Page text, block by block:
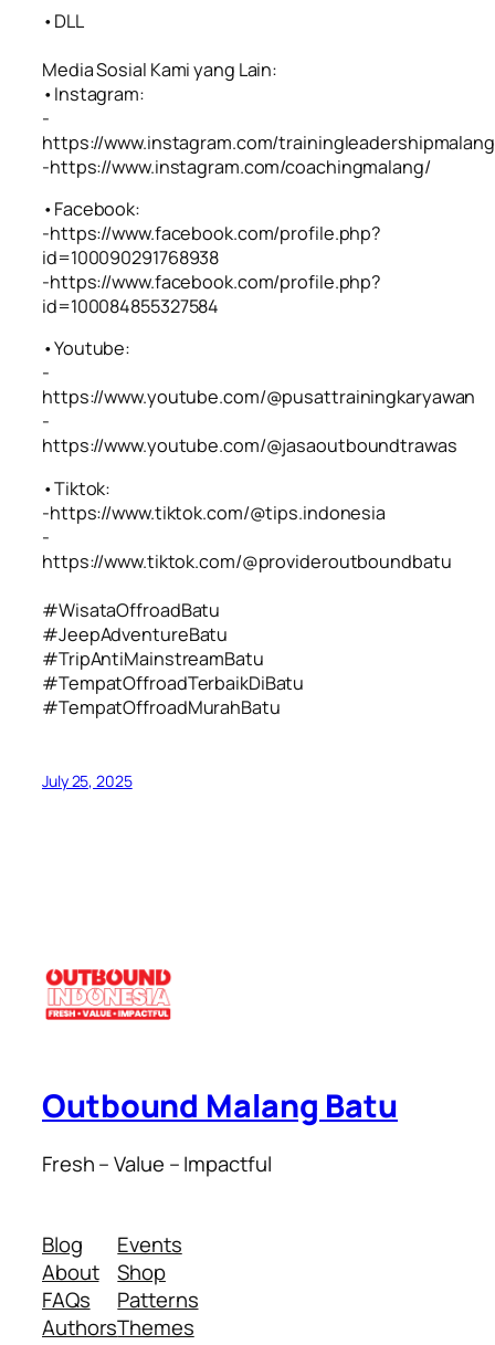
•DLL
Media Sosial Kami yang Lain:
•Instagram:
-
https://www.instagram.com/
-https://www.instagram.com/coachingmalang/
•Facebook:
-https://www.facebook.com/profile.php?
id=100090291768938
-https://www.facebook.com/profile.php?
id=100084855327584
•Youtube:
-
https://www.youtube.com/@pusattrainingkaryawan
-
https://www.youtube.com/@jasaoutboundtrawas
•Tiktok:
-https://www.tiktok.com/@tips.indonesia
-
https://www.tiktok.com/@provideroutboundbatu
#WisataOffroadBatu
#JeepAdventureBatu
#TripAntiMainstreamBatu
#TempatOffroadTerbaikDiBatu
#TempatOffroadMurahBatu
July 25, 2025
Outbound Malang Batu
Fresh – Value – Impactful
Blog
About
FAQs
Authors
Events
Shop
Patterns
Themes